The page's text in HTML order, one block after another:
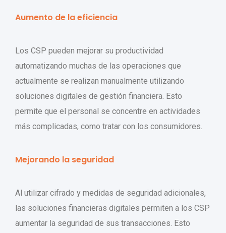
Aumento de la eficiencia
Los CSP pueden mejorar su productividad
automatizando muchas de las operaciones que
actualmente se realizan manualmente utilizando
soluciones digitales de gestión financiera. Esto
permite que el personal se concentre en actividades
más complicadas, como tratar con los consumidores.
Mejorando la seguridad
Al utilizar cifrado y medidas de seguridad adicionales,
las soluciones financieras digitales permiten a los CSP
aumentar la seguridad de sus transacciones. Esto